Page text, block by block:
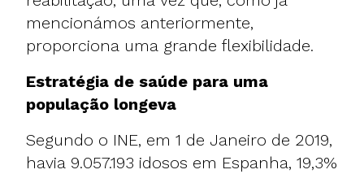
mencionámos anteriormente,
proporciona uma grande flexibilidade.
Estratégia de saúde para uma
população longeva
Segundo o INE, em 1 de Janeiro de 2019,
havia 9.057.193 idosos em Espanha, 19,3%